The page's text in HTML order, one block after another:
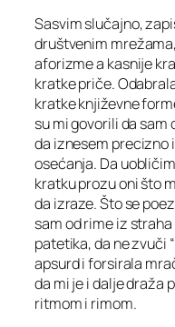
Sasvim slučajno,
društvenim
aforizme a kasnije
kratke priče.
kratke književne
su mi govorili da sam
da iznesem precizno
osećanja. Da
kratku prozu oni što
da izraze. Što se
sam od rime iz
patetika, da ne zvuči
apsurd i forsirala
da mi je i dalje draža
ritmom i rimom.